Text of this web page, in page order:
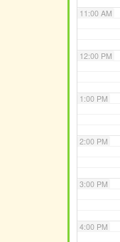
11:00 AM
12:00 PM
1:00 PM
2:00 PM
3:00 PM
4:00 PM